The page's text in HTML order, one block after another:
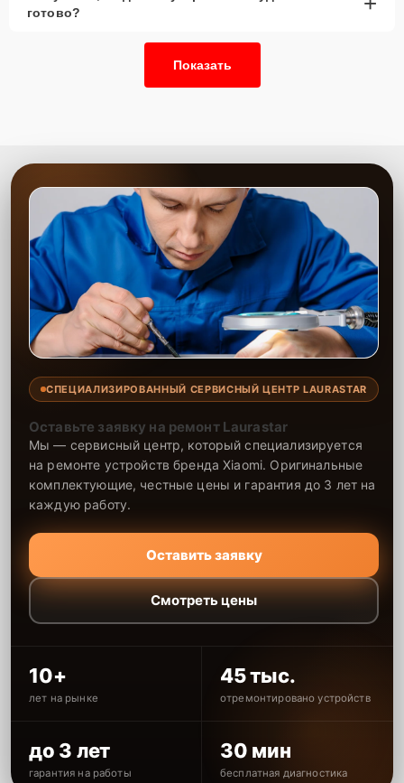
готово?
Показать
СПЕЦИАЛИЗИРОВАННЫЙ СЕРВИСНЫЙ ЦЕНТР LAURASTAR
Оставьте заявку на ремонт Laurastar
Мы — сервисный центр, который специализируется
на ремонте устройств бренда Xiaomi. Оригинальные
комплектующие, честные цены и гарантия до 3 лет на
каждую работу.
Оставить заявку
Смотреть цены
10+
лет на рынке
45 тыс.
отремонтировано устройств
до 3 лет
гарантия на работы
30 мин
бесплатная диагностика